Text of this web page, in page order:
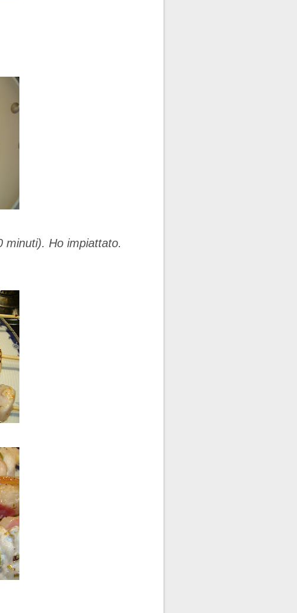
minuti). Ho impiattato.